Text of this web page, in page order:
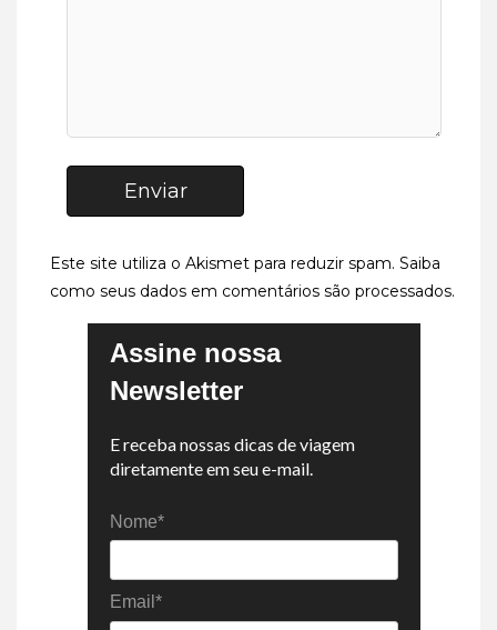
Enviar
Este site utiliza o Akismet para reduzir spam. Saiba
como seus dados em comentários são processados.
Assine nossa
Newsletter
E receba nossas dicas de viagem
diretamente em seu e-mail.
Nome*
Email*